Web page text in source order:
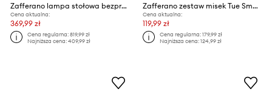
Zafferano lampa stołowa bezprzewodowa led Paldina Reverso
Cena aktualna:
369,99 zł
Cena regularna:819,99 zł
Najniższa cena:409,99 zł
Zafferano zestaw misek Tue Small 220 ml 6-pack
Cena aktualna:
119,99 zł
Cena regularna:179,99 zł
Najniższa cena:124,99 zł